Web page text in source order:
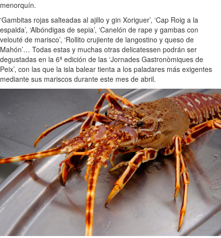
menorquín.
‘Gambitas rojas salteadas al ajillo y gin Xoriguer’, ‘Cap Roig a la
espalda’, ‘Albóndigas de sepia’, ‘Canelón de rape y gambas con
velouté de marisco’, ‘Rollito crujiente de langostino y queso de
Mahón’… Todas estas y muchas otras delicatessen podrán ser
degustadas en la 6ª edición de las ‘Jornades Gastronòmiques de
Peix’, con las que la isla balear tienta a los paladares más exigentes
mediante sus mariscos durante este mes de abril.